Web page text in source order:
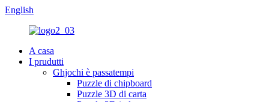
English
A casa
I prudutti
Ghjochi è passatempi
Puzzle di chipboard
Puzzle 3D di carta